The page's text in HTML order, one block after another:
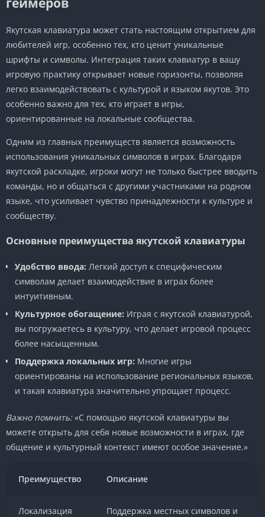
Якутская клавиатура может стать настоящим открытием для
любителей игр, особенно тех, кто ценит уникальные
шрифты и символы. Интеграция таких клавиатур в вашу
игровую практику открывает новые горизонты, позволяя
легко взаимодействовать с культурой и языком якутов. Это
особенно важно для тех, кто играет в игры,
ориентированные на локальные сообщества.
Одним из главных преимуществ является возможность
использования уникальных символов в играх. Благодаря
якутской раскладке, игроки могут не только быстрее вводить
команды, но и общаться с другими участниками на родном
языке, что усиливает чувство принадлежности к культуре и
сообществу.
Основные преимущества якутской клавиатуры
Удобство ввода: Легкий доступ к специфическим
символам делает взаимодействие в играх более
интуитивным.
Культурное обогащение: Играя с якутской клавиатурой,
вы погружаетесь в культуру, что делает игровой процесс
более насыщенным.
Поддержка локальных игр: Многие игры
ориентированы на использование региональных языков,
и такая клавиатура значительно упрощает процесс.
Важно помнить:«С помощью якутской клавиатуры вы
можете открыть для себя новые возможности в играх, где
общение и культурный контекст имеют особое значение.»
Преимущество Описание
Локализация
Поддержка местных символов и